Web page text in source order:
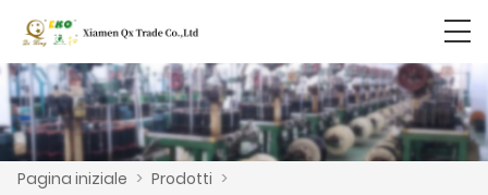
Pagina iniziale > Prodotti >